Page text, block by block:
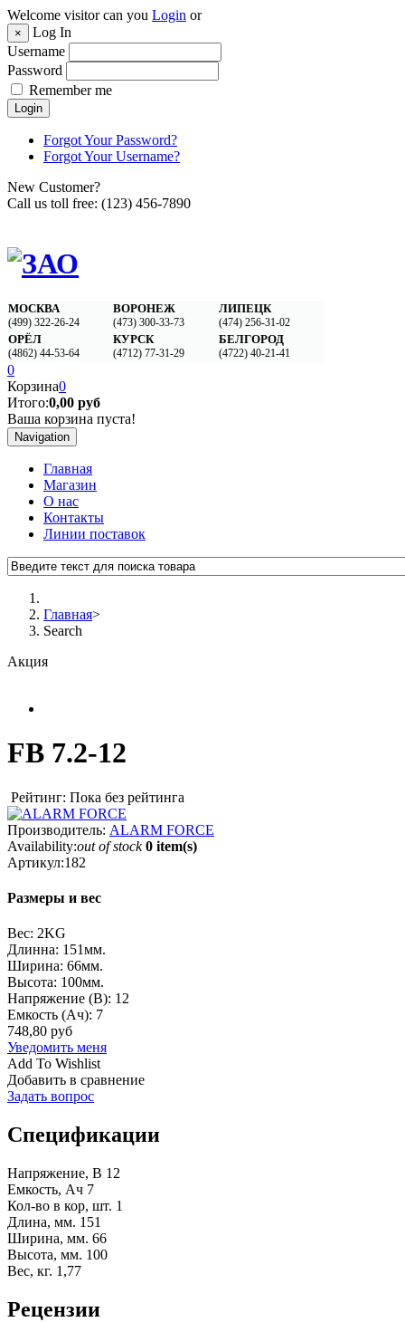
Welcome visitor can you Login or
×
Log In
Username
Password
Remember me
Login
Forgot Your Password?
Forgot Your Username?
New Customer?
Call us toll free: (123) 456-7890
МОСКВА
(499) 322-26-24
ВОРОНЕЖ
(473) 300-33-73
ЛИПЕЦК
(474) 256-31-02‬
ОРЁЛ
(4862) 44-53-64
КУРСК
(4712) 77-31-29
БЕЛГОРОД
(4722) 40-21-41
0
Корзина0
Итого:0,00 руб
Ваша корзина пуста!
Navigation
Главная
Магазин
О нас
Контакты
Линии поставок
Главная>
Search
Акция
FB 7.2-12
Рейтинг: Пока без рейтинга
Производитель: ALARM FORCE
Availability:out of stock 0 item(s)
Артикул:182
Размеры и вес
Вес: 2KG
Длинна: 151мм.
Ширина: 66мм.
Высота: 100мм.
Напряжение (В): 12
Емкость (Ач): 7
748,80 руб
Уведомить меня
Add To Wishlist
Добавить в сравнение
Задать вопрос
Спецификации
Напряжение, B 12
Емкость, Ач 7
Кол-во в кор, шт. 1
Длина, мм. 151
Ширина, мм. 66
Высота, мм. 100
Вес, кг. 1,77
Рецензии